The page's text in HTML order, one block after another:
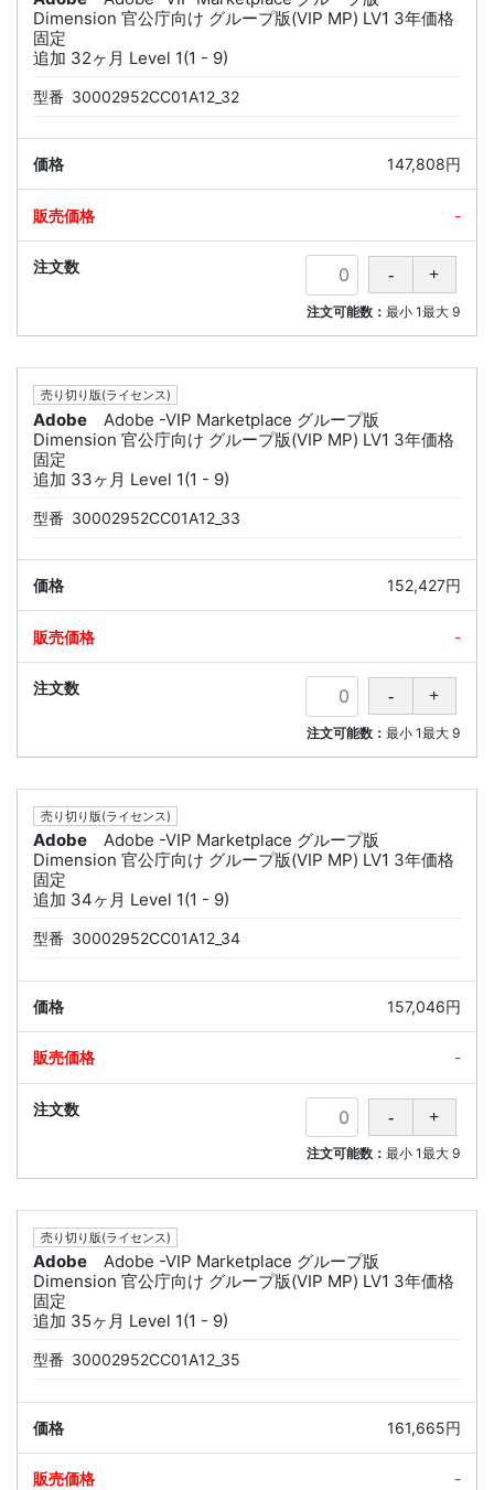
Dimension 官公庁向け グループ版(VIP MP) LV1 3年価格
固定
追加 32ヶ月 Level 1(1 - 9)
型番 30002952CC01A12_32
147,808円
-
注文可能数：最小 1最大 9
売り切り版(ライセンス)
Adobe
Adobe -VIP Marketplace グループ版
Dimension 官公庁向け グループ版(VIP MP) LV1 3年価格
固定
追加 33ヶ月 Level 1(1 - 9)
型番 30002952CC01A12_33
152,427円
-
注文可能数：最小 1最大 9
売り切り版(ライセンス)
Adobe
Adobe -VIP Marketplace グループ版
Dimension 官公庁向け グループ版(VIP MP) LV1 3年価格
固定
追加 34ヶ月 Level 1(1 - 9)
型番 30002952CC01A12_34
157,046円
-
注文可能数：最小 1最大 9
売り切り版(ライセンス)
Adobe
Adobe -VIP Marketplace グループ版
Dimension 官公庁向け グループ版(VIP MP) LV1 3年価格
固定
追加 35ヶ月 Level 1(1 - 9)
型番 30002952CC01A12_35
161,665円
-